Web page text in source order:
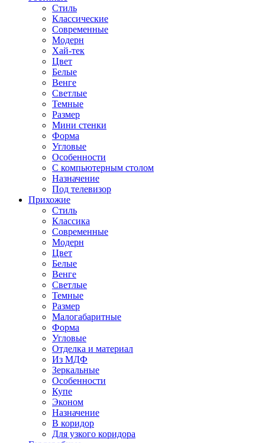
Стиль
Классические
Современные
Модерн
Хай-тек
Цвет
Белые
Венге
Светлые
Темные
Размер
Мини стенки
Форма
Угловые
Особенности
С компьютерным столом
Назначение
Под телевизор
Прихожие
Стиль
Классика
Современные
Модерн
Цвет
Белые
Венге
Светлые
Темные
Размер
Малогабаритные
Форма
Угловые
Отделка и материал
Из МДФ
Зеркальные
Особенности
Купе
Эконом
Назначение
В коридор
Для узкого коридора